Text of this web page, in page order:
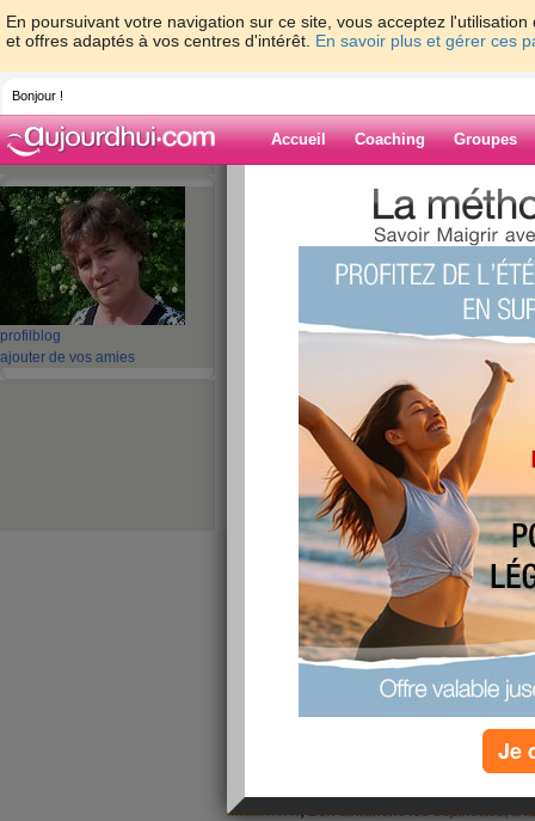
En poursuivant votre navigation sur ce site, vous acceptez
et offres adaptés à vos centres d'intérêt. En savoir plus et gérer ces
Bonjour !
Accueil Coaching Groupes
profil blog
ajouter de vos amies
> > Bon
Blog de
Bon dimanche
même!!!!!!,Bon dimanche les copinettes, à
Je